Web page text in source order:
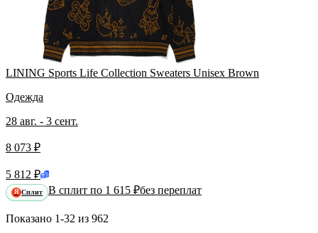
LINING Sports Life Collection Sweaters Unisex Brown
Одежда
28 авг. - 3 сент.
8 073 ₽
5 812 ₽
Я Сплит В сплит по 1 615 ₽без переплат
Показано 1-32 из 962